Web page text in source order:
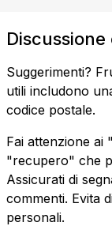
Suggerimenti?
utili includono
codice postale.
Fai attenzione
"recupero" che
Assicurati di
commenti. Evita
personali.